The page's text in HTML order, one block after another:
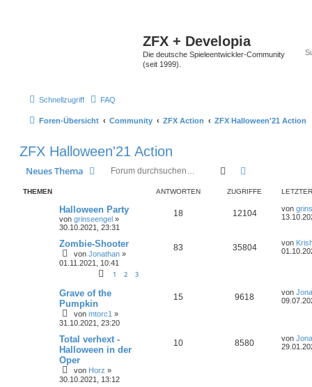
ZFX + Developia
Die deutsche Spieleentwickler-Community
(seit 1999).
Schnellzugriff FAQ
Foren-Übersicht Community ZFX Action ZFX Halloween'21 Action
ZFX Halloween'21 Action
Neues Thema Suche
THEMEN ANTWORTEN ZUGRIFFE
Halloween Party
von grinseengel »
30.10.2021, 23:31
18 12104 von
Zombie-Shooter
von Jonathan »
01.11.2021, 10:41
1 2 3
83 35804 von
Grave of the
Pumpkin
von mtorc1 »
31.10.2021, 23:20
15 9618 von
Total verhext -
Halloween in der
Oper
von Horz »
30.10.2021, 13:12
10 8580 von